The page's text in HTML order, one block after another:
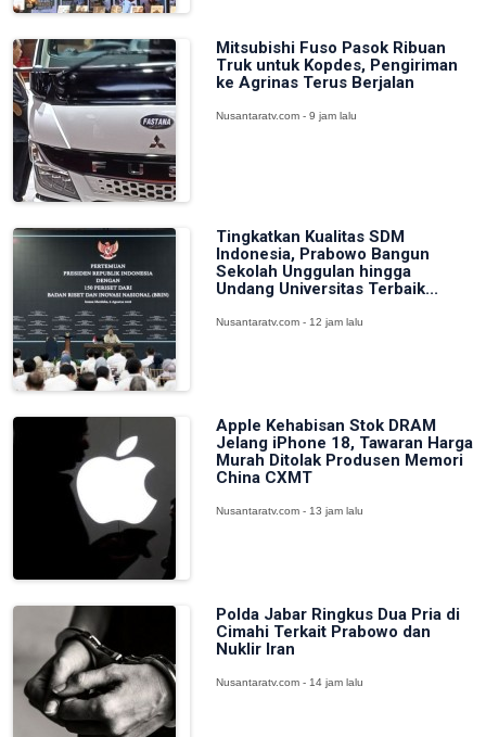
Mitsubishi Fuso Pasok Ribuan
Truk untuk Kopdes, Pengiriman
ke Agrinas Terus Berjalan
Nusantaratv.com - 9 jam lalu
Tingkatkan Kualitas SDM
Indonesia, Prabowo Bangun
Sekolah Unggulan hingga
Undang Universitas Terbaik...
Nusantaratv.com - 12 jam lalu
Apple Kehabisan Stok DRAM
Jelang iPhone 18, Tawaran Harga
Murah Ditolak Produsen Memori
China CXMT
Nusantaratv.com - 13 jam lalu
Polda Jabar Ringkus Dua Pria di
Cimahi Terkait Prabowo dan
Nuklir Iran
Nusantaratv.com - 14 jam lalu